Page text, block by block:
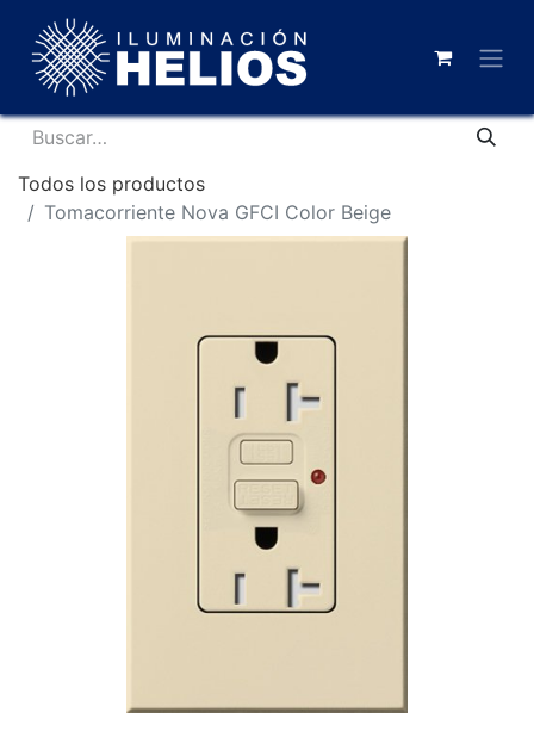
Todos los productos
Tomacorriente Nova GFCI Color Beige